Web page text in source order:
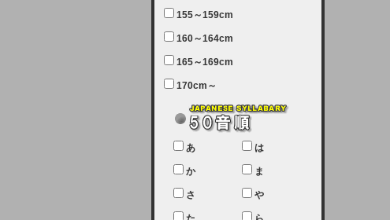
【クレジットカード決済について
②】
現在、クレジットカード決済はJCB
のみになっております。大変ご迷惑
キャシュでの決済は可能ですので、
宜しくお願い致します。
2024-02-23 (金)
【クレジットカード決済について】
只今、クレジットカード会社の都合
により決済ができない状況です。
155～159cm
160～164cm
165～169cm
170cm～
あ は
か ま
さ や